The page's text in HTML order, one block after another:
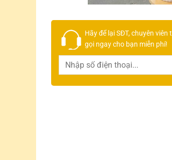
Hãy để lạiSĐT, chuyên viên
gọi ngay cho bạn miễn phí!